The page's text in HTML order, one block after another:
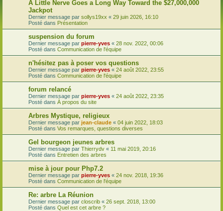
A Little Nerve Goes a Long Way Toward the $27,000,000
Jackpot
Dernier message par sollys19xx « 29 juin 2026, 16:10
Posté dans Présentation
suspension du forum
Dernier message par pierre-yves « 28 nov. 2022, 00:06
Posté dans Communication de l'équipe
n'hésitez pas à poser vos questions
Dernier message par pierre-yves « 24 août 2022, 23:55
Posté dans Communication de l'équipe
forum relancé
Dernier message par pierre-yves « 24 août 2022, 23:35
Posté dans À propos du site
Arbres Mystique, religieux
Dernier message par jean-claude « 04 juin 2022, 18:03
Posté dans Vos remarques, questions diverses
Gel bourgeon jeunes arbres
Dernier message par Thierrydv « 11 mai 2019, 20:16
Posté dans Entretien des arbres
mise à jour pour Php7.2
Dernier message par pierre-yves « 24 nov. 2018, 19:36
Posté dans Communication de l'équipe
Re: arbre La Réunion
Dernier message par closcrib « 26 sept. 2018, 13:00
Posté dans Quel est cet arbre ?